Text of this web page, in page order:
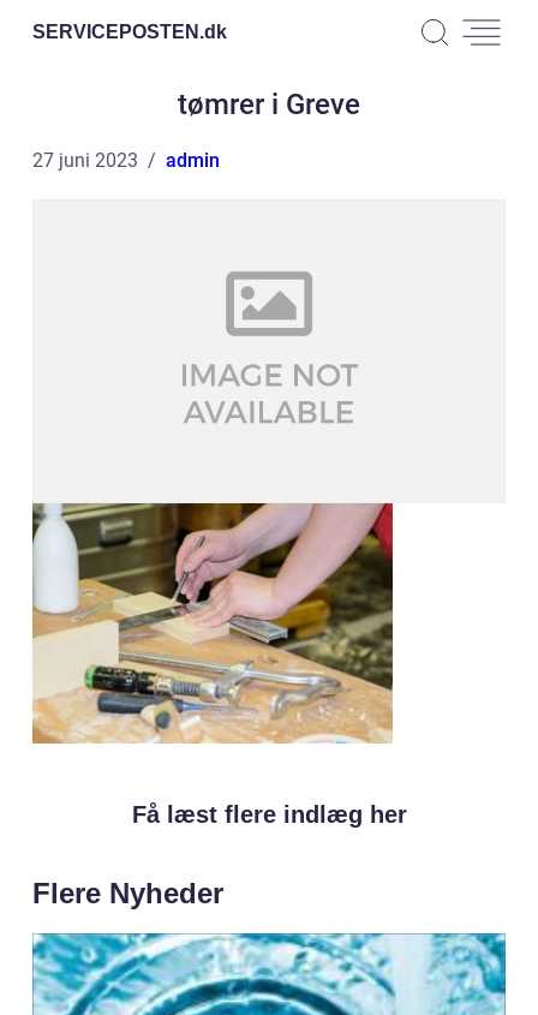
SERVICEPOSTEN.dk
tømrer i Greve
27 juni 2023 admin
Få læst flere indlæg her
Flere Nyheder